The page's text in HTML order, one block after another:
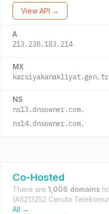
View API →
A
213.238.183.214
MX
NS
ns13.dnsowner.com.
ns14.dnsowner.com.
Co-Hosted
There are 1,006 domains
(AS213252 Cenuta
All →